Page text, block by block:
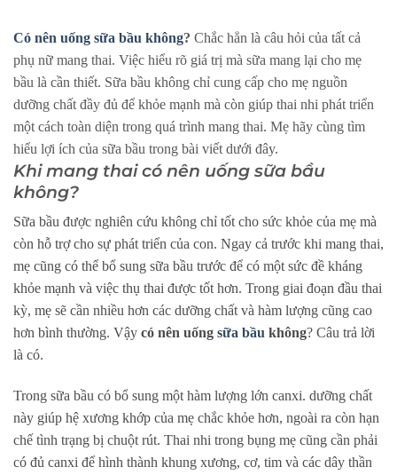
Có nên uống sữa bầu không? Chắc hẳn là câu hỏi của tất cả
phụ nữ mang thai. Việc hiểu rõ giá trị mà sữa mang lại cho mẹ
bầu là cần thiết. Sữa bầu không chỉ cung cấp cho mẹ nguồn
dưỡng chất đầy đủ để khỏe mạnh mà còn giúp thai nhi phát triển
một cách toàn diện trong quá trình mang thai. Mẹ hãy cùng tìm
hiểu lợi ích của sữa bầu trong bài viết dưới đây.
Khi mang thai có nên uống sữa bầu
không?
Sữa bầu được nghiên cứu không chỉ tốt cho sức khỏe của mẹ mà
còn hỗ trợ cho sự phát triển của con. Ngay cả trước khi mang thai,
mẹ cũng có thể bổ sung sữa bầu trước để có một sức đề kháng
khỏe mạnh và việc thụ thai được tốt hơn. Trong giai đoạn đầu thai
kỳ, mẹ sẽ cần nhiều hơn các dưỡng chất và hàm lượng cũng cao
hơn bình thường. Vậy có nên uống sữa bầu không? Câu trả lời
là có.
Trong sữa bầu có bổ sung một hàm lượng lớn canxi. dưỡng chất
này giúp hệ xương khớp của mẹ chắc khỏe hơn, ngoài ra còn hạn
chế tình trạng bị chuột rút. Thai nhi trong bụng mẹ cũng cần phải
có đủ canxi để hình thành khung xương, cơ, tim và các dây thần